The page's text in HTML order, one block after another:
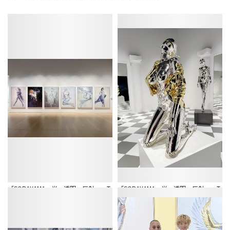
「SORAYAMA 光・透明・反射 ―T
「SORAYAMA 光・透明・反射 ―T
OKYO―」展示風景 CREATIVE MUSE
UM TOKYO、2026年